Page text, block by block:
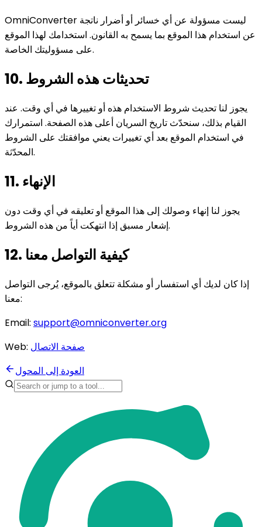
OmniConverter ليست مسؤولة عن أي خسائر أو أضرار ناتجة
عن استخدام هذا الموقع بما يسمح به القانون. استخدامك لهذا الموقع
على مسؤوليتك الخاصة.
10. تحديثات هذه الشروط
يجوز لنا تحديث شروط الاستخدام هذه أو تغييرها في أي وقت. عند
القيام بذلك، سنحدّث تاريخ السريان أعلى هذه الصفحة. استمرارك
في استخدام الموقع بعد أي تغييرات يعني موافقتك على الشروط
المحدّثة.
11. الإنهاء
يجوز لنا إنهاء وصولك إلى هذا الموقع أو تعليقه في أي وقت دون
إشعار مسبق إذا انتهكت أياً من هذه الشروط.
12. كيفية التواصل معنا
إذا كان لديك أي استفسار أو مشكلة تتعلق بالموقع، يُرجى التواصل
معنا:
Email: support@omniconverter.org
Web: صفحة الاتصال
العودة إلى المحول